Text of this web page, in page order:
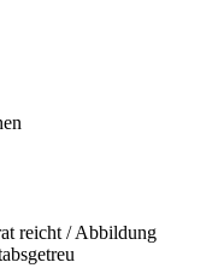
reicht / Abbildung